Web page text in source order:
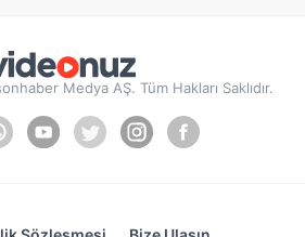
Medya AŞ. Tüm Hakları Saklıdır.